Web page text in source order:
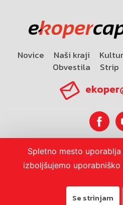
Novice Naši kraji
Obvestila
Strip
Spletno mesto
izboljšujemo uporabniško
Se strinjam